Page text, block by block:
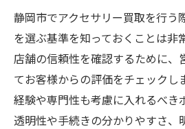
静岡市でアクセサリー買取を行う
を選ぶ基準を知っておくことは非
店舗の信頼性を確認するために、
てお客様からの評価をチェックし
経験や専門性も考慮に入れるべき
透明性や手続きの分かりやすさ、